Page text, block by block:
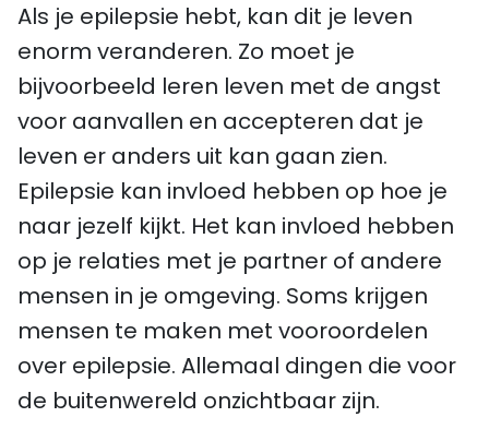
Als je epilepsie hebt, kan dit je leven
enorm veranderen. Zo moet je
bijvoorbeeld leren leven met de angst
voor aanvallen en accepteren dat je
leven er anders uit kan gaan zien.
Epilepsie kan invloed hebben op hoe je
naar jezelf kijkt. Het kan invloed hebben
op je relaties met je partner of andere
mensen in je omgeving. Soms krijgen
mensen te maken met vooroordelen
over epilepsie. Allemaal dingen die voor
de buitenwereld onzichtbaar zijn.